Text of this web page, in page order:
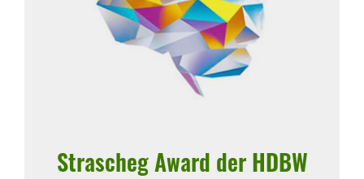
Stra­scheg Award der HDBW